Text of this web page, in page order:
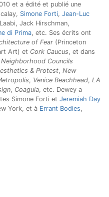
et a édité et publié une
Simone Forti, Jean-Luc
Jack Hirschman,
di Prima, etc. Ses écrits ont
of Fear (Princeton
Art) et Cork Caucus, et dans
Neighborhood Councils
& Protest, New
, Venice Beachhead, LA
, Coagula, etc. Dewey a
Simone Forti et Jeremiah Day
York, et à Errant Bodies,